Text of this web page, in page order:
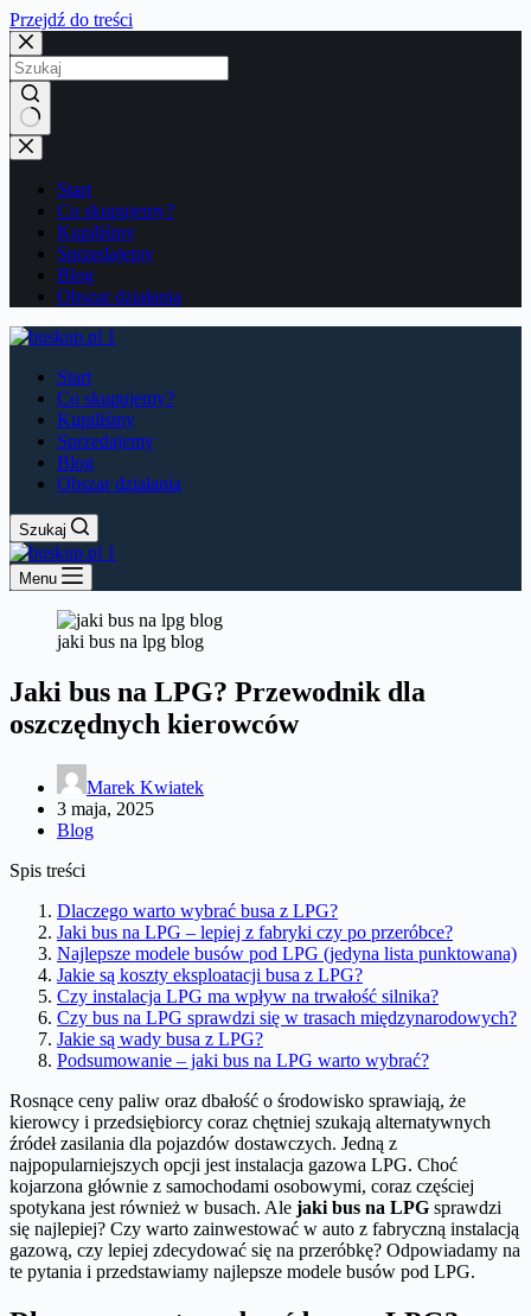
Przejdź do treści
Brak
wyników
Start
Co skupujemy?
Kupiliśmy
Sprzedajemy
Blog
Obszar działania
Start
Co skupujemy?
Kupiliśmy
Sprzedajemy
Blog
Obszar działania
Szukaj
Menu
jaki bus na lpg blog
Jaki bus na LPG? Przewodnik dla
oszczędnych kierowców
Marek Kwiatek
3 maja, 2025
Blog
Spis treści
Dlaczego warto wybrać busa z LPG?
Jaki bus na LPG – lepiej z fabryki czy po przeróbce?
Najlepsze modele busów pod LPG (jedyna lista punktowana)
Jakie są koszty eksploatacji busa z LPG?
Czy instalacja LPG ma wpływ na trwałość silnika?
Czy bus na LPG sprawdzi się w trasach międzynarodowych?
Jakie są wady busa z LPG?
Podsumowanie – jaki bus na LPG warto wybrać?
Rosnące ceny paliw oraz dbałość o środowisko sprawiają, że
kierowcy i przedsiębiorcy coraz chętniej szukają alternatywnych
źródeł zasilania dla pojazdów dostawczych. Jedną z
najpopularniejszych opcji jest instalacja gazowa LPG. Choć
kojarzona głównie z samochodami osobowymi, coraz częściej
spotykana jest również w busach. Ale jaki bus na LPG sprawdzi
się najlepiej? Czy warto zainwestować w auto z fabryczną instalacją
gazową, czy lepiej zdecydować się na przeróbkę? Odpowiadamy na
te pytania i przedstawiamy najlepsze modele busów pod LPG.